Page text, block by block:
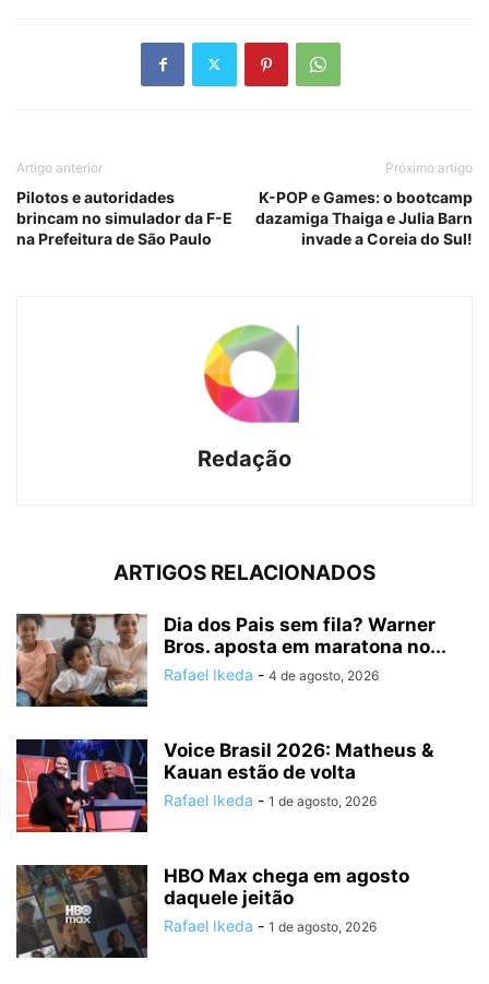
Artigo anterior
Pilotos e autoridades
brincam no simulador da F-E
na Prefeitura de São Paulo
Próximo artigo
K-POP e Games: o bootcamp
dazamiga Thaiga e Julia Barn
invade a Coreia do Sul!
Redação
ARTIGOS RELACIONADOS
Dia dos Pais sem fila? Warner
Bros. aposta em maratona no...
Rafael Ikeda - 4 de agosto, 2026
Voice Brasil 2026: Matheus &
Kauan estão de volta
Rafael Ikeda - 1 de agosto, 2026
HBO Max chega em agosto
daquele jeitão
Rafael Ikeda - 1 de agosto, 2026